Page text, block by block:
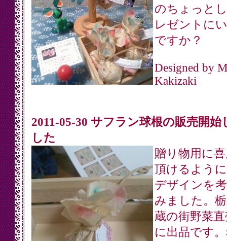
のちょっと
レゼントに
ですか？
Designed by
Kakizaki
2011-05-30 サフラン球根の販売開始
した
贈り物用に
頂けるよう
デザインを
みました。
蔵の街野菜
に出品です